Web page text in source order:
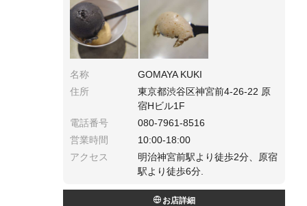
すが、超濃厚がおすすめ！ダブルのみの販売で
500円。※2018年2月10日原宿店オープン
名称
GOMAYA KUKI
住所
東京都渋谷区神宮前4-26-22 原
宿Hビル1F
電話番号
080-7961-8516
営業時間
10:00-18:00
アクセス
明治神宮前駅より徒歩2分、原宿
駅より徒歩6分.
お店詳細